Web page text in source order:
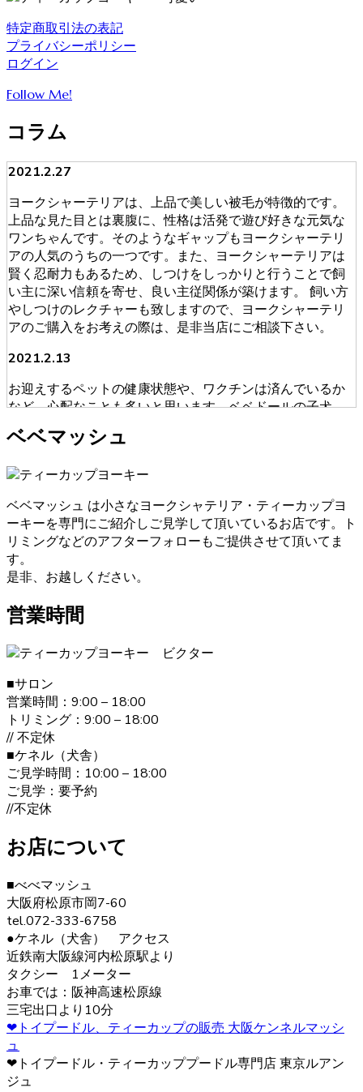
特定商取引法の表記
プライバシーポリシー
ログイン
Follow Me!
コラム
2021.2.27
ヨークシャーテリアは、上品で美しい被毛が特徴的です。
上品な見た目とは裏腹に、性格は活発で遊び好きな元気な
ワンちゃんです。そのようなギャップもヨークシャーテリ
アの人気のうちの一つです。また、ヨークシャーテリアは
賢く忍耐力もあるため、しつけをしっかりと行うことで飼
い主に深い信頼を寄せ、良い主従関係が築けます。 飼い方
やしつけのレクチャーも致しますので、ヨークシャーテリ
アのご購入をお考えの際は、是非当店にご相談下さい。
2021.2.13
お迎えするペットの健康状態や、ワクチンは済んでいるか
など、心配なことも多いと思います。ベベドールの子犬
は、獣医師による健康診断を必ず受けております。ブリー
ダーが販売・購入に当たって安心できる育成を慎重に行っ
も安心してお迎えいただけます。ヨークシャーテリアのご
購入をお考えの際は、是非当店にご相談下さい。
2021.1.31
ヨークシャーテリアのご購入をお考えの際は、しっかり育
成としつけを行い、愛情たっぷりに接しているブリーダー
ベドールでは、ヨークシャーテリアたちの育成・販売を経
験豊富なブリーダーが行っていますのでご安心ください。
また、飼い主さんへ飼い方やしつけのレクチャーも致しま
す。ヨークシャーテリアのご購入をお考えの際は、是非当
店にご相談下さい。
2021.1.19
ヨークシャーテリアは何といっても美しい毛並みが大きな
特徴です。”動く宝石”と呼ばれとても上品な毛並みをしてい
ます。どんどん被毛は伸びてしまうので、定期的なお手入
れが必要です。伸びた被毛を結んだり、カットしたりと飼
い主の好みによってオシャレを楽しむことが出来ます。 ご
購入の際は、是非ベベドールへお問い合わせ下さい。
ヨークシャーテリアの毛色は「ダーク・スチール・ブル
ー」と言われます。 子犬の頃は黒色の割合が多く、成長す
ると顔まわりを中心に茶色の部分が増えていきます。こう
した毛色の変化も、成長の楽しみとなるでしょう。 ヨーク
シャーテリア購入をご検討の際は、お気軽にお問い合わせ
ください。
2020.12.12
ヨークシャーテリアは警戒心が強く、初対面から心を開く
ことはあまりありませんが、慣れた飼い主には甘えん坊で
す。プライドの高い犬が多いので、しつけの際は頭ごなし
ベベマッシュ
ベベマッシュ は小さなヨークシャテリア・ティーカップヨ
ーキーを専門にご紹介しご見学して頂いているお店です。ト
リミングなどのアフターフォローもご提供させて頂いてま
す。
是非、お越しください。
営業時間
■サロン
営業時間：9:00 – 18:00
トリミング：9:00 – 18:00
// 不定休
■ケネル（犬舎）
ご見学時間：10:00 – 18:00
ご見学：要予約
//不定休
お店について
■べべマッシュ
大阪府松原市岡7-60
tel.072-333-6758
●ケネル（犬舎） アクセス
近鉄南大阪線河内松原駅より
タクシー 1メーター
お車では：阪神高速松原線
三宅出口より10分
❤トイプードル、ティーカップの販売 大阪ケンネルマッシ
ュ
❤トイプードル・ティーカッププードル専門店 東京ルアン
ジュ